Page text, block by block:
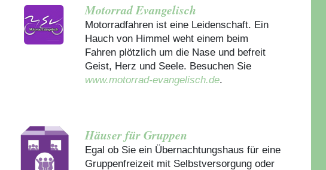
Motorrad Evangelisch
Motorradfahren ist eine Leidenschaft. Ein
Hauch von Himmel weht einem beim
Fahren plötzlich um die Nase und befreit
Geist, Herz und Seele. Besuchen Sie
www.motorrad-evangelisch.de.
Häuser für Gruppen
Egal ob Sie ein Übernachtungshaus für eine
Gruppenfreizeit mit Selbstversorgung oder